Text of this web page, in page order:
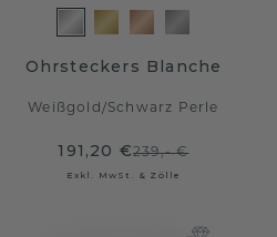
Ohrsteckers Blanche
Weißgold /Schwarz Perle
191,20 €239,- €
Exkl. MwSt. & Zölle